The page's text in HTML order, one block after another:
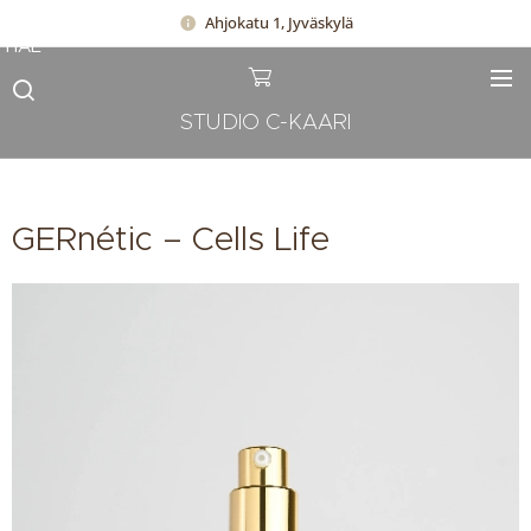
Ahjokatu 1, Jyväskylä
STUDIO C-KAARI
HAE
GERnétic – Cells Life